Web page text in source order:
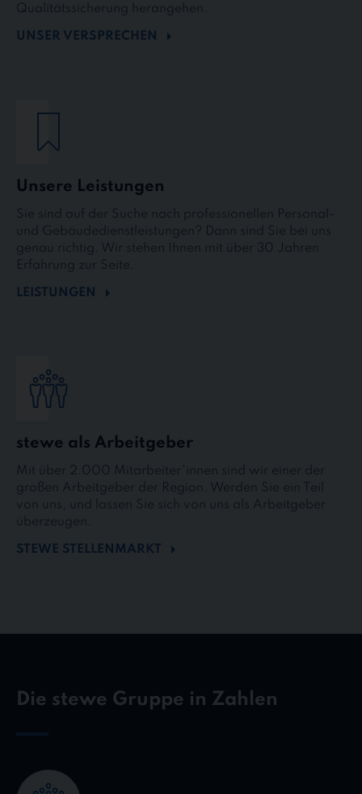
Qualitätssicherung herangehen.
UNSER VERSPRECHEN
Unsere Leistungen
Sie sind auf der Suche nach professionellen Personal-
und Gebäudedienstleistungen? Dann sind Sie bei uns
genau richtig. Wir stehen Ihnen mit über 30 Jahren
Erfahrung zur Seite.
LEISTUNGEN
stewe als Arbeitgeber
Mit über 2.000 Mitarbeiter*innen sind wir einer der
großen Arbeitgeber der Region. Werden Sie ein Teil
von uns, und lassen Sie sich von uns als Arbeitgeber
überzeugen.
STEWE STELLENMARKT
Die stewe Gruppe in Zahlen